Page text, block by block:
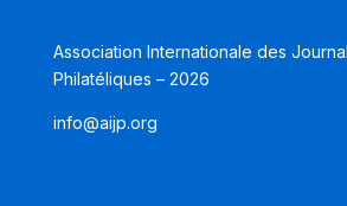
Association Internationale des
Philatéliques – 2026
info@aijp.org